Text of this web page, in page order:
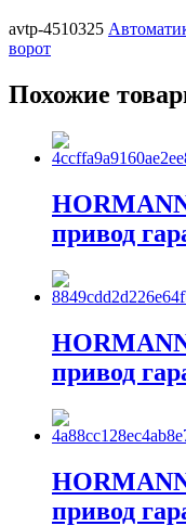
avtp-4510325
ворот
Похожие
привод
привод
привод